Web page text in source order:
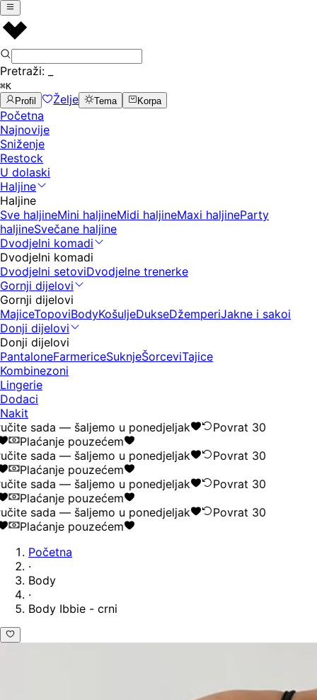
Pretraži:
⌘K
Profil
Želje Tema Korpa
Početna
Najnovije
Sniženje
Restock
U dolaski
Haljine
Haljine
Sve haljineMini haljineMidi haljineMaxi haljineParty
haljineSvečane haljine
Dvodjelni komadi
Dvodjelni komadi
Dvodjelni setoviDvodjelne trenerke
Gornji dijelovi
Gornji dijelovi
MajiceTopoviBodyKošuljeDukseDžemperiJakne i sakoi
Donji dijelovi
Donji dijelovi
PantaloneFarmericeSuknjeŠorceviTajice
Kombinezoni
Lingerie
Dodaci
Nakit
sada — šaljemo u ponedjeljak
Povrat 30
Plaćanje pouzećem
sada — šaljemo u ponedjeljak
Povrat 30
Plaćanje pouzećem
sada — šaljemo u ponedjeljak
Povrat 30
Plaćanje pouzećem
sada — šaljemo u ponedjeljak
Povrat 30
Plaćanje pouzećem
Početna
·
Body
·
Body Ibbie - crni